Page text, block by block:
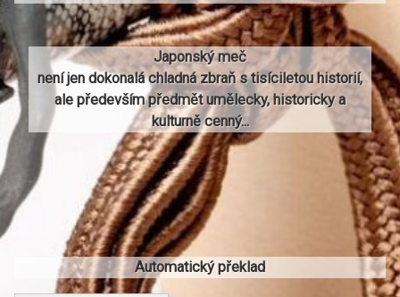
Japonský meč
není jen dokonalá chladná zbraň s tisíciletou historií,
ale především předmět umělecky, historicky a
kulturně cenný...
Automatický překlad